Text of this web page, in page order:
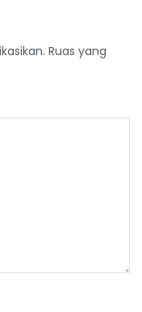
Ruas yang